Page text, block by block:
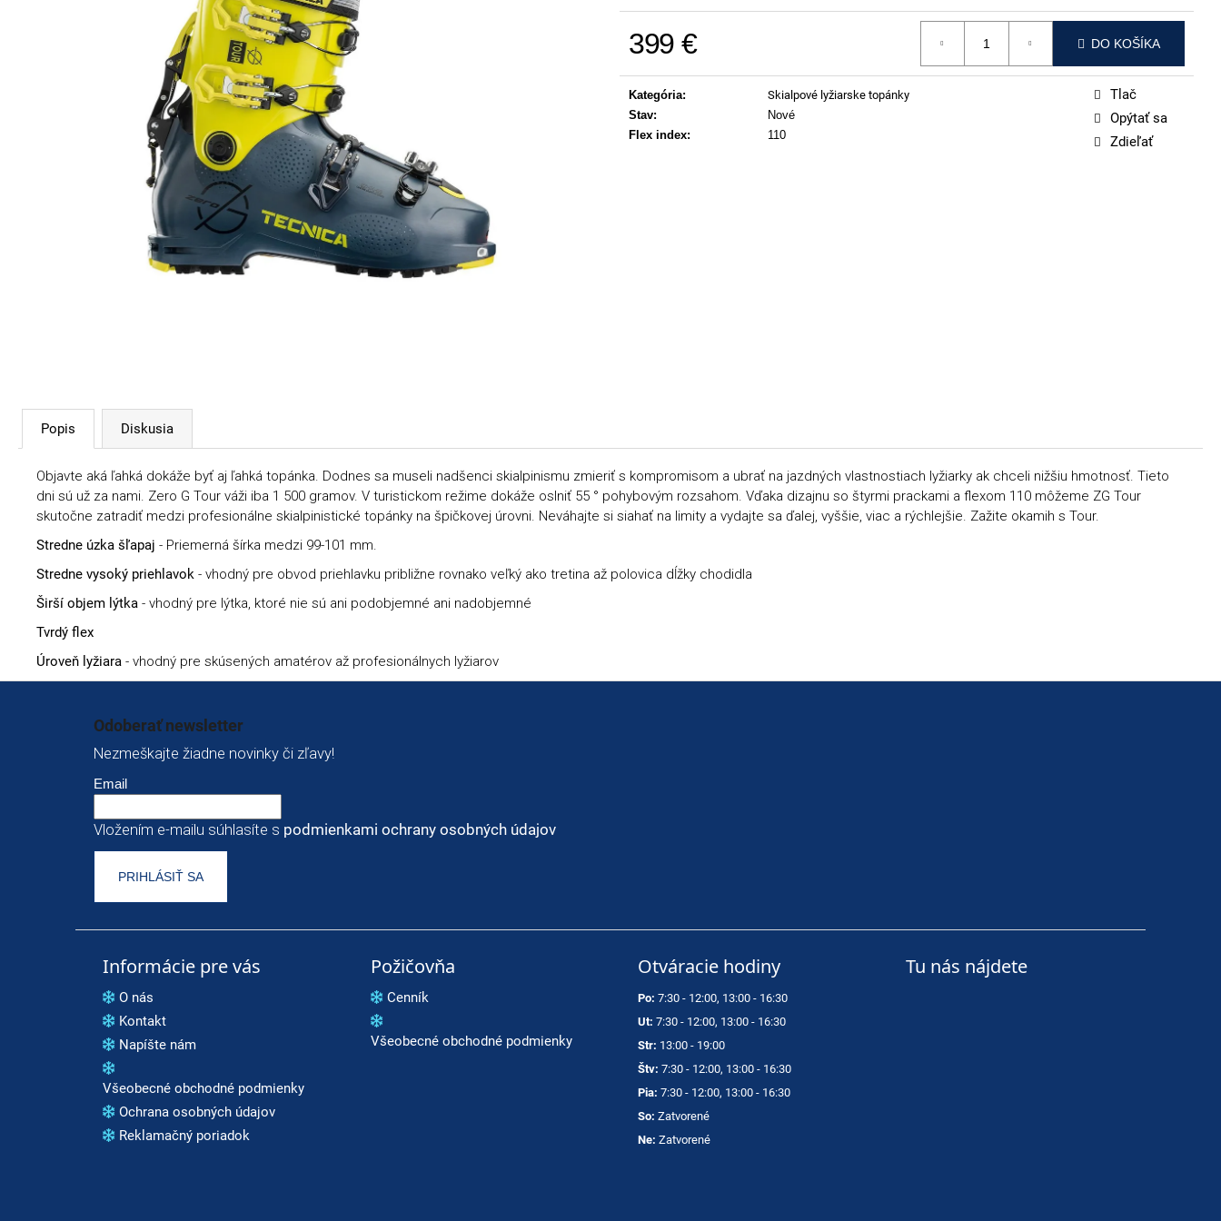
399 € DO KOŠÍKA
Kategória:
Skialpové lyžiarske topánky
Stav:
Nové
Flex index: 110
Tlač
Opýtať sa
Zdieľať
Popis Diskusia
Objavte aká ľahká dokáže byť aj ľahká topánka. Dodnes sa museli nadšenci skialpinismu zmieriť s kompromisom a ubrať na jazdných vlastnostiach lyžiarky ak chceli nižšiu hmotnosť. Tieto
dni sú už za nami. Zero G Tour váži iba 1 500 gramov. V turistickom režime dokáže oslniť 55 ° pohybovým rozsahom. Vďaka dizajnu so štyrmi prackami a flexom 110 môžeme ZG Tour
skutočne zatradiť medzi profesionálne skialpinistické topánky na špičkovej úrovni. Neváhajte si siahať na limity a vydajte sa ďalej, vyššie, viac a rýchlejšie. Zažite okamih s Tour.
Stredne úzka šľapaj - Priemerná šírka medzi 99-101 mm.
Stredne vysoký priehlavok - vhodný pre obvod priehlavku približne rovnako veľký ako tretina až polovica dĺžky chodidla
Širší objem lýtka - vhodný pre lýtka, ktoré nie sú ani podobjemné ani nadobjemné
Tvrdý flex
Úroveň lyžiara - vhodný pre skúsených amatérov až profesionálnych lyžiarov
Odoberať newsletter
Nezmeškajte žiadne novinky či zľavy!
Email
Vložením e-mailu súhlasíte s podmienkami ochrany osobných údajov
PRIHLÁSIŤ SA
Informácie pre vás
O nás
Kontakt
Napíšte nám
Všeobecné obchodné podmienky
Ochrana osobných údajov
Reklamačný poriadok
Požičovňa
Cenník
Všeobecné obchodné podmienky
Otváracie hodiny
Po: 7:30 - 12:00, 13:00 - 16:30
Ut: 7:30 - 12:00, 13:00 - 16:30
Str: 13:00 - 19:00
Štv: 7:30 - 12:00, 13:00 - 16:30
Pia: 7:30 - 12:00, 13:00 - 16:30
So: Zatvorené
Ne: Zatvorené
Tu nás nájdete